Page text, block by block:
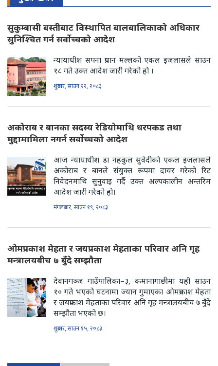
सुकुम्बासी बस्तीबाट विस्थापित बालबालिकाको अधिकार
सुनिश्चित गर्न सर्वोच्चको आदेश
न्यायाधीश सपना प्रधान मल्लको एकल इजलासले साउन
१८ गते उक्त आदेश जारी गरेको हो ।
शुक्रबार, साउन २२, २०८३
अकोराब र बानका सदस्य रेडियोमाथि धरपकड तथा
मुद्दामामिला नगर्न सर्वोच्चको आदेश
आज न्यायाधीश डा नहकुल सुवेदीको एकल इजलासले
अकोराब र बानले संयुक्त रूपमा दायर गरेको रिट
निवेदनमाथि सुनुवाइ गर्दै उक्त अल्पकालीन अन्तरिम
आदेश जारी गरेको हो।
मंगलबार, साउन १९, २०८३
ओमप्रकाश मेहता र जयप्रकाश मेहताका परिवार अनि गृह
मन्त्रालयबीच ७ बुँदे सम्झौता
देवानगञ्ज गाउँपालिका–३, कमानागाछीमा यही साउन
१० गते भएको घटनामा ज्यान गुमाएका ओमप्रकाश मेहता
र जयप्रकाश मेहताका परिवार अनि गृह मन्त्रालयबीच ७ बुँदे
सम्झौता भएको छ।
शुक्रबार, साउन १५, २०८३